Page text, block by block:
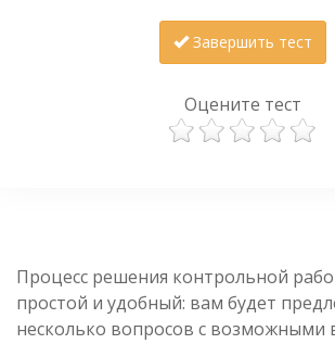
Завершить тест
Оцените тест
Процесс решения контрольной
простой и удобный: вам будет
несколько вопросов с возможными